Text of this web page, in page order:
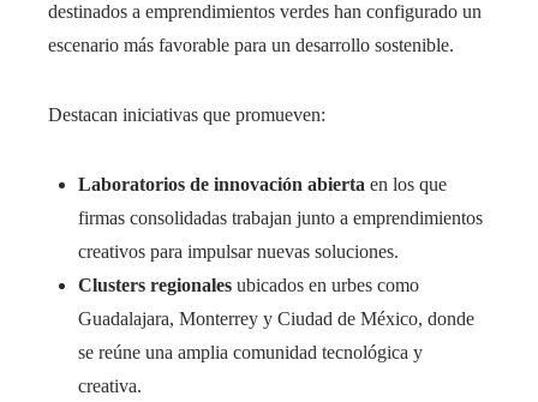
destinados a emprendimientos verdes han configurado un
escenario más favorable para un desarrollo sostenible.
Destacan iniciativas que promueven:
Laboratorios de innovación abierta en los que
firmas consolidadas trabajan junto a emprendimientos
creativos para impulsar nuevas soluciones.
Clusters regionales ubicados en urbes como
Guadalajara, Monterrey y Ciudad de México, donde
se reúne una amplia comunidad tecnológica y
creativa.